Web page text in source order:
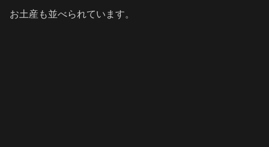
お土産も並べられています。